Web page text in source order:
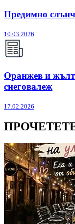
Предимно
10.03.2026
Оранжев и жълт
снеговалеж
17.02.2026